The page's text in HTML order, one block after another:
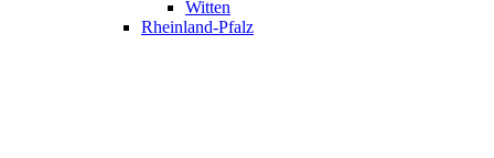
Witten
Rheinland-Pfalz